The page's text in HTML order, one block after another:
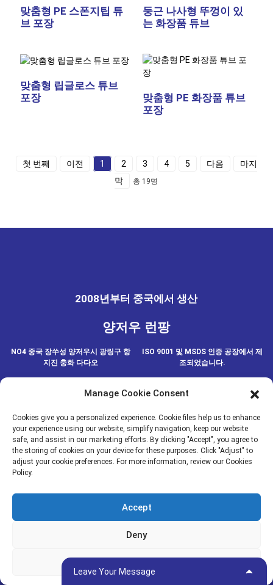
맞춤형 PE 스폰지팁 튜
브 포장
둥근 나사형 뚜껑이 있
는 화장품 튜브
맞춤형 립글로스 튜브
포장
맞춤형 PE 화장품 튜브
포장
첫 번째 이전 1 2 3 4 5 다음
마지
막
총 19명
2008년부터 중국에서 생산
양저우 런팡
NO4 중국 장쑤성 양저우시 광링구 항
지진 충화 다다오
ISO 9001 및 MSDS 인증 공장에서 제
조되었습니다.
© 저작권 - 2020-2024 : 모든 권리 보유.- 사이트맵 Resource
메디아
소식
회사 소개
Leave Your Message
Manage Cookie Consent
Cookies give you a personalized experience. Cookie files help us to enhance
your experience using our website, simplify navigation, keep our website
safe, and assist in our marketing efforts. By clicking "Accept", you agree to
the storing of cookies on your device for these purposes. Click "Adjust" to
adjust your cookie preferences. For more information, review our Cookies
Policy.
Accept
Deny